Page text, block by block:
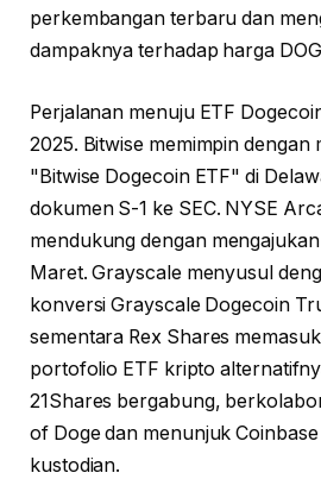
perkembangan terbaru dan
dampaknya terhadap harga
Perjalanan menuju ETF
2025. Bitwise memimpin dengan
"Bitwise Dogecoin ETF" di
dokumen S-1 ke SEC. NYSE
mendukung dengan
Maret. Grayscale menyusul
konversi Grayscale Dogecoin
sementara Rex Shares
portofolio ETF kripto
21Shares bergabung,
of Doge dan menunjuk
kustodian.